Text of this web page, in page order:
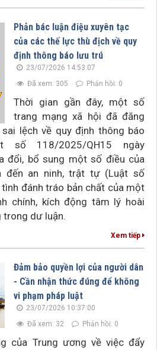
Phản bác luận điệu xuyên tạc
của các thế lực thù địch về quy
định thông báo lưu trú
23/07/2026 14:53:07
Đã xem: 305
Phản hồi: 0
Thời gian gần đây, một số
trang mạng xã hội đã đăng
lệch về quy định thông báo
118/2025/QH15 ngày
đổi, bổ sung một số điều của
đến an ninh, trật tự (Luật số
đánh tráo bản chất của một
chính, kích động tâm lý hoài
trong dư luận.
Xem tiếp
Đảm bảo quyền lợi của người dân
- Cần nhận thức đúng để không
vi phạm pháp luật
23/07/2026 10:37:00
Đã xem: 32
Phản hồi: 0
của Trung ương về việc đẩy